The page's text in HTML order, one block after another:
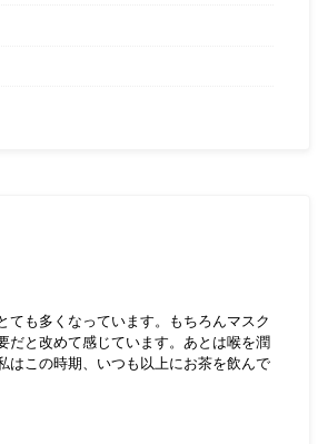
ても多くなっています。もちろんマスク
だと改めて感じています。あとは喉を潤
はこの時期、いつも以上にお茶を飲んで